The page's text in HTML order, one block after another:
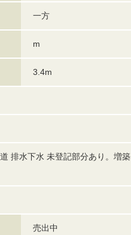
一方
m
3.4m
排水下水 未登記部分あり。増築
売出中